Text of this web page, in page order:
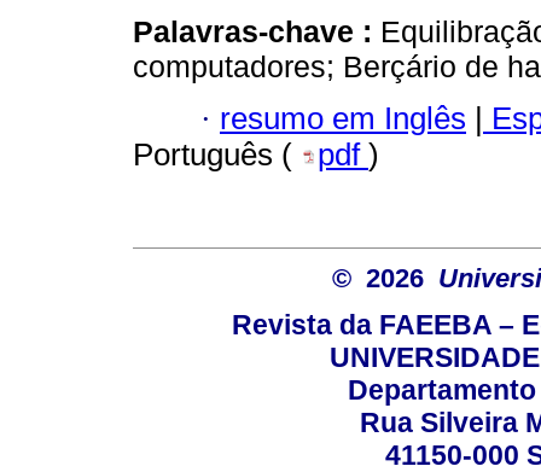
Palavras-chave :
computadores; Berçário de
· resumo em Inglês |
Português (
pdf )
© 2026
Revista da FAEEBA –
Rua Silveira
41150-000